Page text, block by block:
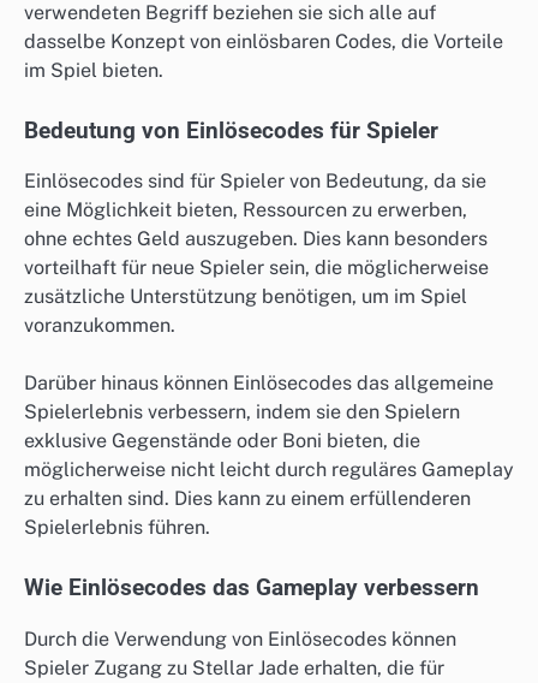
verwendeten Begriff beziehen sie sich alle auf
dasselbe Konzept von einlösbaren Codes, die Vorteile
im Spiel bieten.
Bedeutung von Einlösecodes für Spieler
Einlösecodes sind für Spieler von Bedeutung, da sie
eine Möglichkeit bieten, Ressourcen zu erwerben,
ohne echtes Geld auszugeben. Dies kann besonders
vorteilhaft für neue Spieler sein, die möglicherweise
zusätzliche Unterstützung benötigen, um im Spiel
voranzukommen.
Darüber hinaus können Einlösecodes das allgemeine
Spielerlebnis verbessern, indem sie den Spielern
exklusive Gegenstände oder Boni bieten, die
möglicherweise nicht leicht durch reguläres Gameplay
zu erhalten sind. Dies kann zu einem erfüllenderen
Spielerlebnis führen.
Wie Einlösecodes das Gameplay verbessern
Durch die Verwendung von Einlösecodes können
Spieler Zugang zu Stellar Jade erhalten, die für